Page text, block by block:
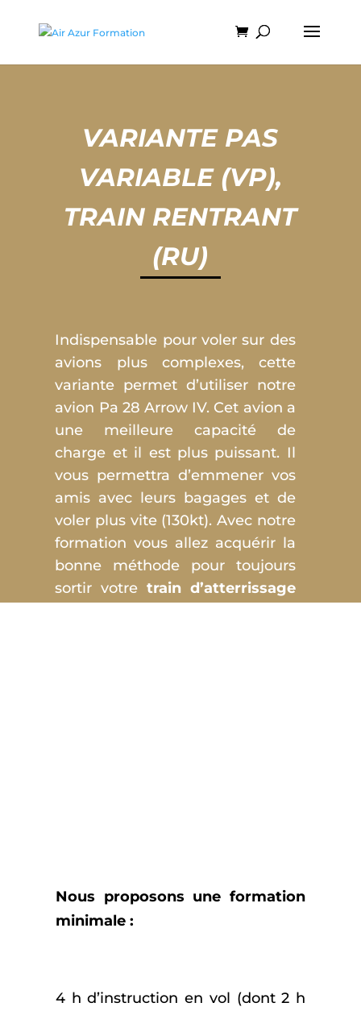
VARIANTE PAS
VARIABLE (VP),
TRAIN RENTRANT
(RU)
Indispensable pour voler sur des
avions plus complexes, cette
variante permet d’utiliser notre
avion Pa 28 Arrow IV. Cet avion a
une meilleure capacité de
charge et il est plus puissant. Il
vous permettra d’emmener vos
amis avec leurs bagages et de
voler plus vite (130kt). Avec notre
formation vous allez acquérir la
bonne méthode pour toujours
sortir votre train d’atterrissage
Nous proposons une formation
minimale :
4 h d’instruction en vol (dont 2 h